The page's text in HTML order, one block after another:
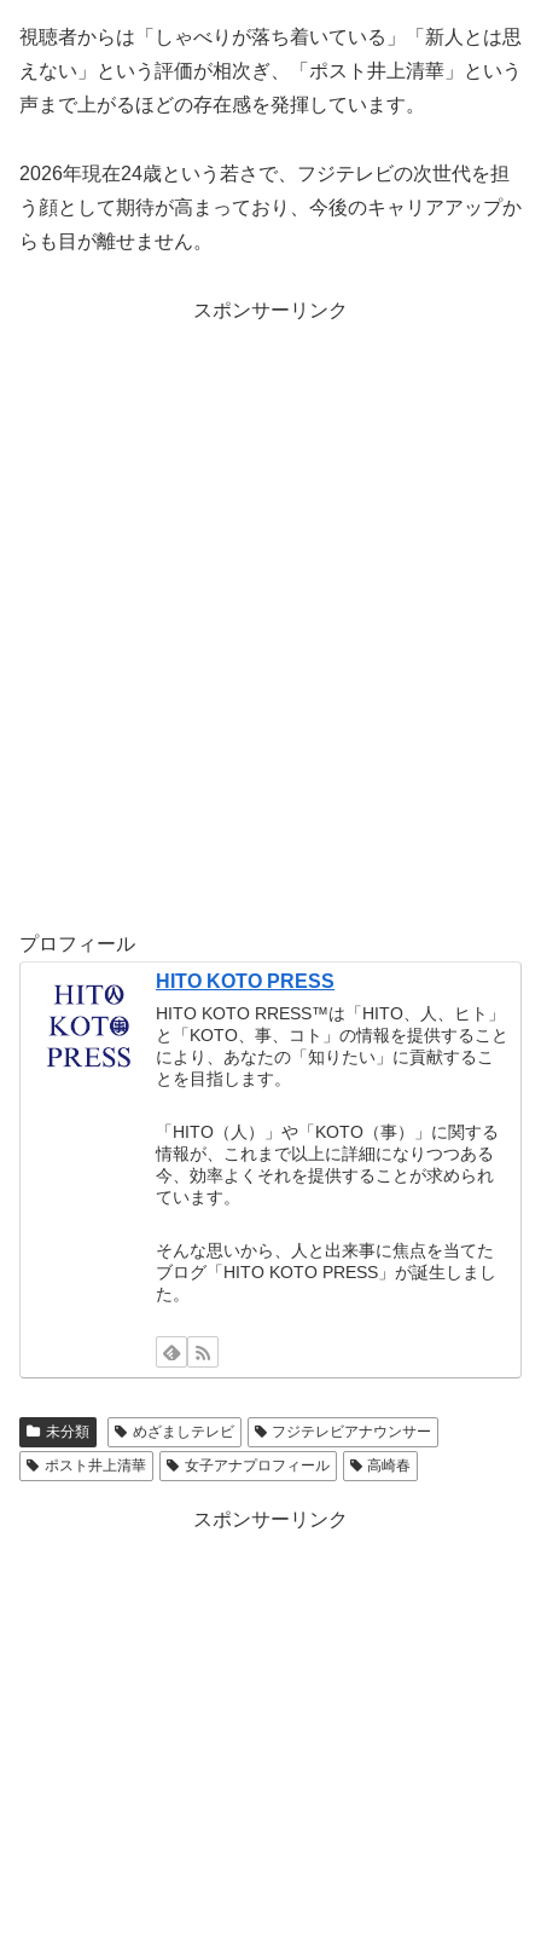
視聴者からは「しゃべりが落ち着いている」「新人とは思
えない」という評価が相次ぎ、「ポスト井上清華」という
声まで上がるほどの存在感を発揮しています。
2026年現在24歳という若さで、フジテレビの次世代を担
う顔として期待が高まっており、今後のキャリアアップか
らも目が離せません。
スポンサーリンク
プロフィール
HITO KOTO PRESS
HITO KOTO RRESS™︎は「HITO、人、ヒト」
と「KOTO、事、コト」の情報を提供すること
により、あなたの「知りたい」に貢献するこ
とを目指します。
「HITO（人）」や「KOTO（事）」に関する
情報が、これまで以上に詳細になりつつある
今、効率よくそれを提供することが求められ
ています。
そんな思いから、人と出来事に焦点を当てた
ブログ「HITO KOTO PRESS」が誕生しまし
た。
未分類 めざましテレビ
フジテレビアナウンサー
ポスト井上清華
女子アナプロフィール 高崎春
スポンサーリンク